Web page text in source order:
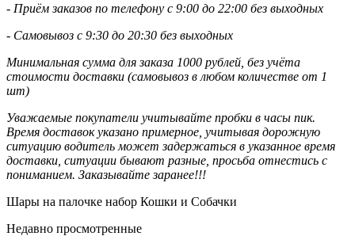
- Приём заказов по телефону с 9:00 до 22:00 без выходных
- Самовывоз с 9:30 до 20:30 без выходных
Минимальная сумма для заказа 1000 рублей, без учёта
стоимости доставки (самовывоз в любом количестве от 1
шт)
Уважаемые покупатели учитывайте пробки в часы пик.
Время доставок указано примерное, учитывая дорожную
ситуацию водитель может задержаться в указанное время
доставки, ситуации бывают разные, просьба отнестись с
пониманием. Заказывайте заранее!!!
Шары на палочке набор Кошки и Собачки
Недавно просмотренные